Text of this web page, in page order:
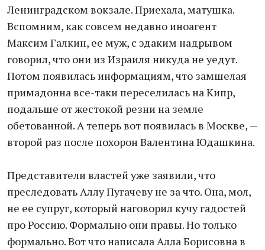
Ленинградском вокзале. Приехала, матушка.
Вспомним, как совсем недавно иноагент
Максим Галкин, ее муж, с эдаким надрывом
говорил, что они из Израиля никуда не уедут.
Потом появилась информациям, что замшелая
примадонна все-таки переселилась на Кипр,
подальше от жестокой резни на земле
обетованной. А теперь вот появилась в Москве, —
второй раз после похорон Валентина Юдашкина.
Представители властей уже заявили, что
преследовать Аллу Пугачеву не за что. Она, мол,
не ее супруг, который наговорил кучу гадостей
про Россию. Формально они правы. Но только
формально. Вот что написала Алла Борисовна в